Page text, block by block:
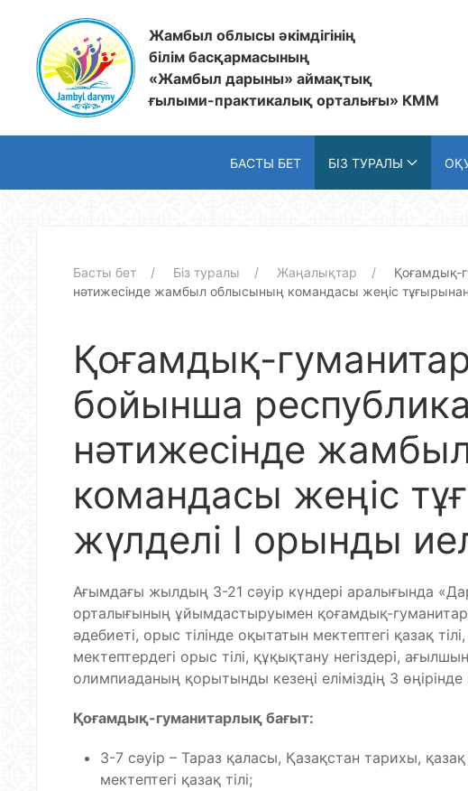
Жамбыл облысы әкімдігінің
білім басқармасының
«Жамбыл дарыны» аймақтық
ғылыми-практикалық орталығы» КММ
БАСТЫ БЕТ БІЗ ТУРАЛЫ
Басты бет Біз туралы Жаңалықтар
Қоғамдық-
нәтижесінде жамбыл облысының командасы жеңіс тұғырынан
Қоғамдық-
бойынша
нәтижесінде
командасы жеңіс
жүлделі І орынды
Ағымдағы жылдың 3-21 сәуір күндері аралығында
орталығының ұйымдастыруымен қоғамдық-
әдебиеті, орыс тілінде оқытатын мектептегі қазақ
мектептердегі орыс тілі, құқықтану негіздері,
олимпиаданың қорытынды кезеңі еліміздің 3 өңірінде
Қоғамдық-гуманитарлық бағыт:
3-7 сәуір – Тараз қаласы, Қазақстан тарихы,
мектептегі қазақ тілі;